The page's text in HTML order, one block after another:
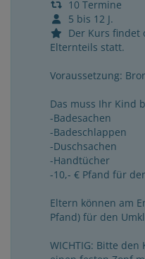
10 Termine
5 bis 12 J.
Der Kurs findet
Elternteils statt.
Voraussetzung:
Das muss Ihr Kind
-Badesachen
-Badeschlappen
-Duschsachen
-Handtücher
-10,- € Pfand für
Eltern können am
Pfand) für den
WICHTIG: Bitte